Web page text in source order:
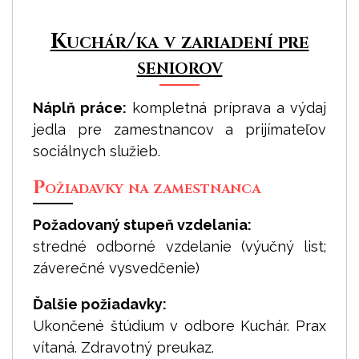
Kuchár/ka v zariadení pre
seniorov
Náplň práce: kompletná príprava a výdaj
jedla pre zamestnancov a prijímateľov
sociálnych služieb.
Požiadavky na zamestnanca
Požadovaný stupeň vzdelania:
stredné odborné vzdelanie (výučný list;
záverečné vysvedčenie)
Ďalšie požiadavky:
Ukončené štúdium v odbore Kuchár. Prax
vítaná. Zdravotný preukaz.